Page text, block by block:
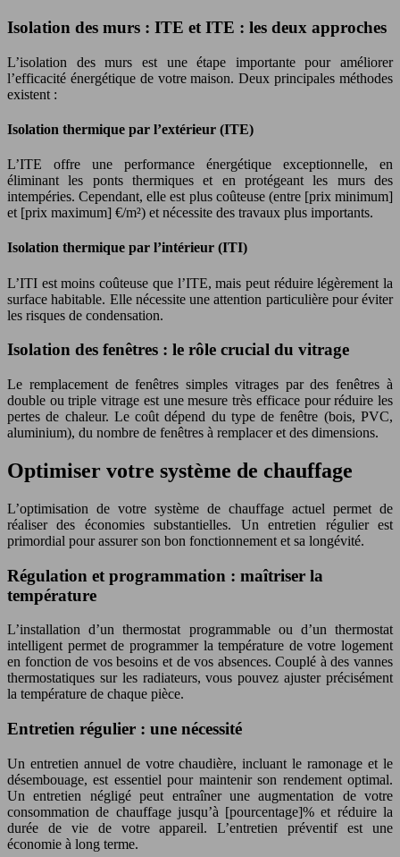
Isolation des murs : ITE et ITE : les deux approches
L’isolation des murs est une étape importante pour améliorer
l’efficacité énergétique de votre maison. Deux principales méthodes
existent :
Isolation thermique par l’extérieur (ITE)
L’ITE offre une performance énergétique exceptionnelle, en
éliminant les ponts thermiques et en protégeant les murs des
intempéries. Cependant, elle est plus coûteuse (entre [prix minimum]
et [prix maximum] €/m²) et nécessite des travaux plus importants.
Isolation thermique par l’intérieur (ITI)
L’ITI est moins coûteuse que l’ITE, mais peut réduire légèrement la
surface habitable. Elle nécessite une attention particulière pour éviter
les risques de condensation.
Isolation des fenêtres : le rôle crucial du vitrage
Le remplacement de fenêtres simples vitrages par des fenêtres à
double ou triple vitrage est une mesure très efficace pour réduire les
pertes de chaleur. Le coût dépend du type de fenêtre (bois, PVC,
aluminium), du nombre de fenêtres à remplacer et des dimensions.
Optimiser votre système de chauffage
L’optimisation de votre système de chauffage actuel permet de
réaliser des économies substantielles. Un entretien régulier est
primordial pour assurer son bon fonctionnement et sa longévité.
Régulation et programmation : maîtriser la
température
L’installation d’un thermostat programmable ou d’un thermostat
intelligent permet de programmer la température de votre logement
en fonction de vos besoins et de vos absences. Couplé à des vannes
thermostatiques sur les radiateurs, vous pouvez ajuster précisément
la température de chaque pièce.
Entretien régulier : une nécessité
Un entretien annuel de votre chaudière, incluant le ramonage et le
désembouage, est essentiel pour maintenir son rendement optimal.
Un entretien négligé peut entraîner une augmentation de votre
consommation de chauffage jusqu’à [pourcentage]% et réduire la
durée de vie de votre appareil. L’entretien préventif est une
économie à long terme.